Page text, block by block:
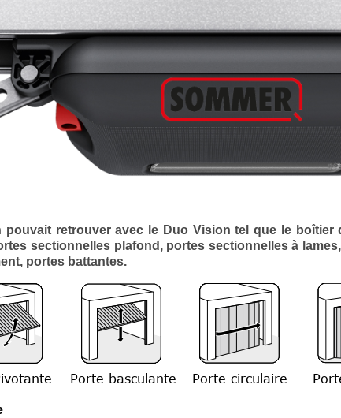
pouvait retrouver avec le Duo Vision tel que le
sectionnelles plafond, portes sectionnelles à
portes battantes.